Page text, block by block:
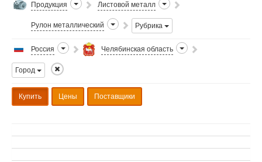
Продукция Листовой металл
Рулон металлический Рубрика
Россия Челябинская область
Город
Купить Цены Поставщики